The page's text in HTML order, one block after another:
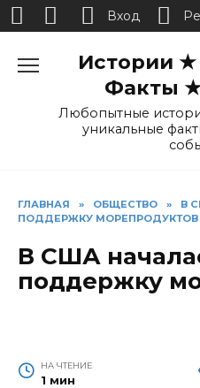
Истории
Факты
Любопытные
уникальные
ГЛАВНАЯ » ОБЩЕСТВО »
В
ПОДДЕРЖКУ МОРЕПРОДУКТОВ
В США
поддержку
НА ЧТЕНИЕ
1 мин
Вход